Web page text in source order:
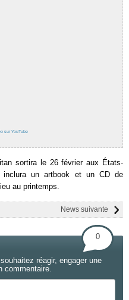
sur YouTube
sortira le 26 février aux États-
un artbook et un CD de
au printemps.
News suivante
0
réagir, engager une
commentaire.